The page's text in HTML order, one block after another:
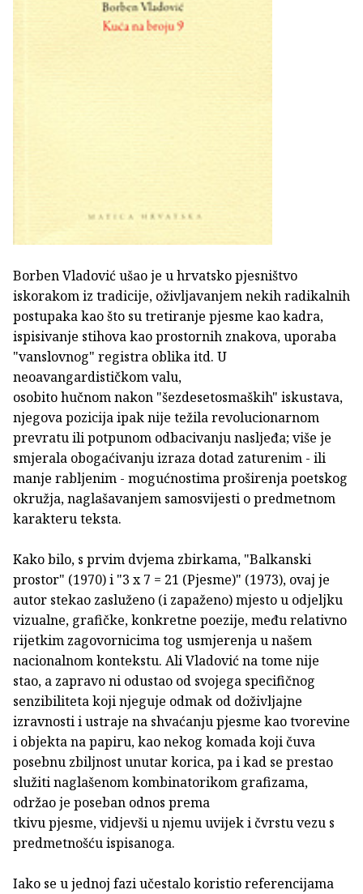
Borben Vladović ušao je u hrvatsko pjesništvo
iskorakom iz tradicije, oživljavanjem nekih radikalnih
postupaka kao što su tretiranje pjesme kao kadra,
ispisivanje stihova kao prostornih znakova, uporaba
"vanslovnog" registra oblika itd. U
neoavangardističkom valu,
osobito hučnom nakon "šezdesetosmaških" iskustava,
njegova pozicija ipak nije težila revolucionarnom
prevratu ili potpunom odbacivanju nasljeđa; više je
smjerala obogaćivanju izraza dotad zaturenim - ili
manje rabljenim - mogućnostima proširenja poetskog
okružja, naglašavanjem samosvijesti o predmetnom
karakteru teksta.
Kako bilo, s prvim dvjema zbirkama, "Balkanski
prostor" (1970) i "3 x 7 = 21 (Pjesme)" (1973), ovaj je
autor stekao zasluženo (i zapaženo) mjesto u odjeljku
vizualne, grafičke, konkretne poezije, među relativno
rijetkim zagovornicima tog usmjerenja u našem
nacionalnom kontekstu. Ali Vladović na tome nije
stao, a zapravo ni odustao od svojega specifičnog
senzibiliteta koji njeguje odmak od doživljajne
izravnosti i ustraje na shvaćanju pjesme kao tvorevine
i objekta na papiru, kao nekog komada koji čuva
posebnu zbiljnost unutar korica, pa i kad se prestao
služiti naglašenom kombinatorikom grafizama,
održao je poseban odnos prema
tkivu pjesme, vidjevši u njemu uvijek i čvrstu vezu s
predmetnošću ispisanoga.
Iako se u jednoj fazi učestalo koristio referencijama